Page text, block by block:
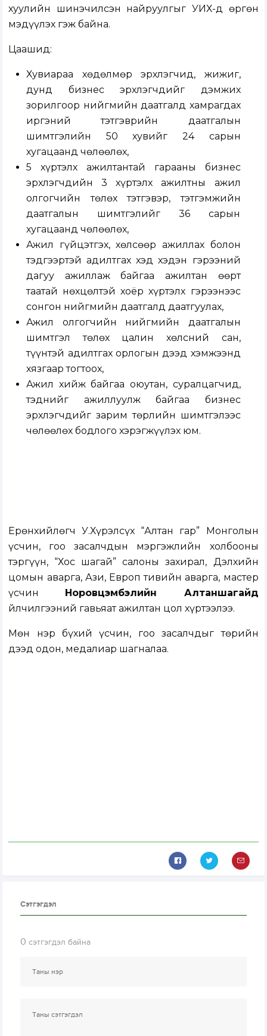
хуулийн шинэчилсэн найруулгыг УИХ-д өргөн
мэдүүлэх гэж байна.
Цаашид:
Хувиараа хөдөлмөр эрхлэгчид, жижиг,
дунд бизнес эрхлэгчдийг дэмжих
зорилгоор нийгмийн даатгалд хамрагдах
иргэний тэтгэврийн даатгалын
шимтгэлийн 50 хувийг 24 сарын
хугацаанд чөлөөлөх,
5 хүртэлх ажилтантай гарааны бизнес
эрхлэгчдийн 3 хүртэлх ажилтны ажил
олгогчийн төлөх тэтгэвэр, тэтгэмжийн
даатгалын шимтгэлийг 36 сарын
хугацаанд чөлөөлөх,
Ажил гүйцэтгэх, хөлсөөр ажиллах болон
тэдгээртэй адилтгах хэд хэдэн гэрээний
дагуу ажиллаж байгаа ажилтан өөрт
таатай нөхцөлтэй хоёр хүртэлх гэрээнээс
сонгон нийгмийн даатгалд даатгуулах,
Ажил олгогчийн нийгмийн даатгалын
шимтгэл төлөх цалин хөлсний сан,
түүнтэй адилтгах орлогын дээд хэмжээнд
хязгаар тогтоох,
Ажил хийж байгаа оюутан, суралцагчид,
тэднийг ажиллуулж байгаа бизнес
эрхлэгчдийг зарим төрлийн шимтгэлээс
чөлөөлөх бодлого хэрэгжүүлэх юм.
Ерөнхийлөгч У.Хүрэлсүх “Алтан гар” Монголын
үсчин, гоо засалчдын мэргэжлийн холбооны
тэргүүн, “Хос шагай” салоны захирал, Дэлхийн
цомын аварга, Ази, Европ тивийн аварга, мастер
үсчин
Норовцэмбэлийн Алтаншагайд
Үйлчилгээний гавьяат ажилтан цол хүртээлээ.
Мөн нэр бүхий үсчин, гоо засалчдыг төрийн
дээд одон, медалиар шагналаа.
Сэтгэгдэл
0 сэтгэгдэл байна